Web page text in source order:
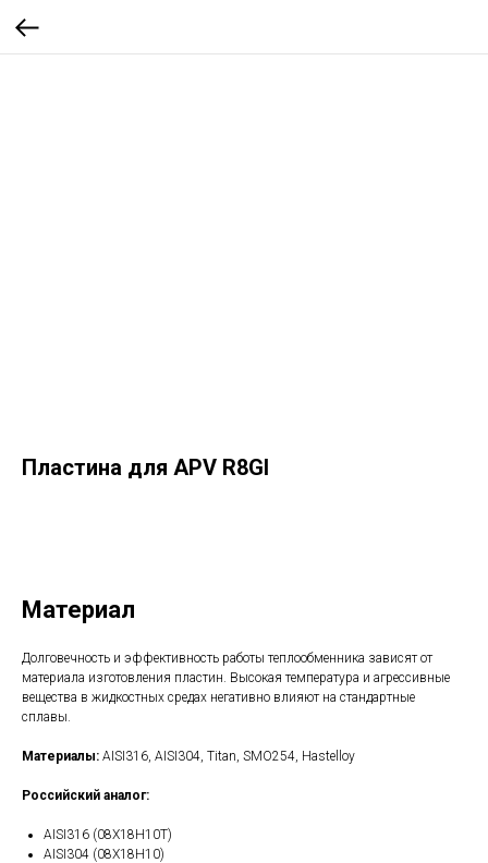
Пластина для APV R8GI
Материал
Долговечность и эффективность работы теплообменника зависят от
материала изготовления пластин. Высокая температура и агрессивные
вещества в жидкостных средах негативно влияют на стандартные
сплавы.
Материалы: AISI316, AISI304, Titan, SMO254, Hastelloy
Российский аналог:
AISI316 (08Х18Н10Т)
AISI304 (08Х18Н10)